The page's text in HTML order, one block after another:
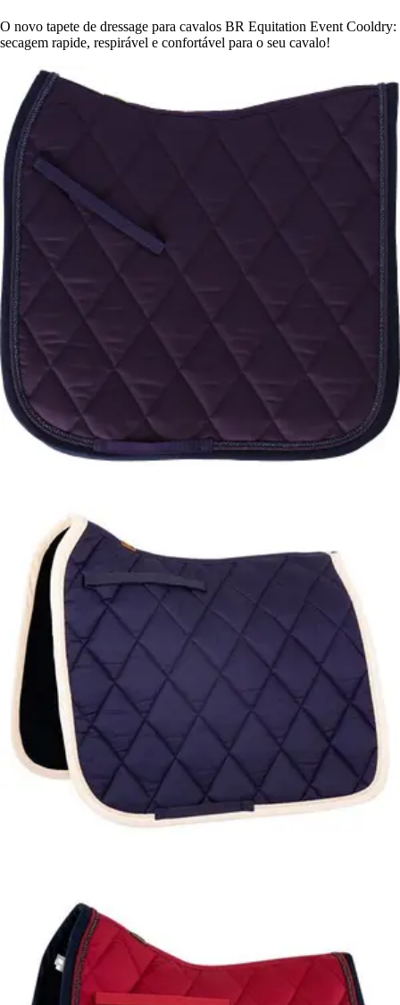
O novo tapete de dressage para cavalos BR Equitation Event Cooldry:
secagem rapide, respirável e confortável para o seu cavalo!